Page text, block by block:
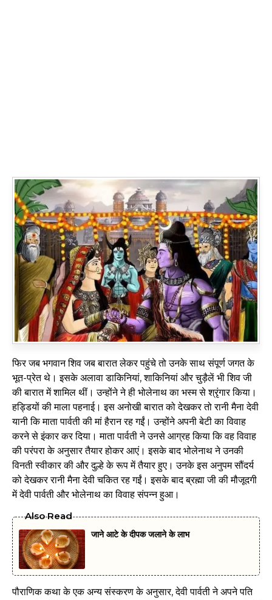
फिर जब भगवान शिव जब बारात लेकर पहुंचे तो उनके साथ संपूर्ण जगत के
भूत-प्रेत थे। इसके अलावा डाकिनियां, शाकिनियां और चुड़ैलें भी शिव जी
की बारात में शामिल थीं। उन्होंने ने ही भोलेनाथ का भस्‍म से श्रृंगार किया।
हड्डियों की माला पहनाई। इस अनोखी बारात को देखकर तो रानी मैना देवी
यानी कि माता पार्वती की मां हैरान रह गईं। उन्होंने अपनी बेटी का विवाह
करने से इंकार कर दिया। माता पार्वती ने उनसे आग्रह किया कि वह विवाह
की परंपरा के अनुसार तैयार होकर आएं। इसके बाद भोलेनाथ ने उनकी
विनती स्वीकार की और दुल्हे के रूप में तैयार हुए। उनके इस अनुपम सौंदर्य
को देखकर रानी मैना देवी चकित रह गईं। इसके बाद ब्रह्मा जी की मौजूदगी
में देवी पार्वती और भोलेनाथ का विवाह संपन्न हुआ।
Also Read
जाने आटे के दीपक जलाने के लाभ
पौराणिक कथा के एक अन्य संस्करण के अनुसार, देवी पार्वती ने अपने पति